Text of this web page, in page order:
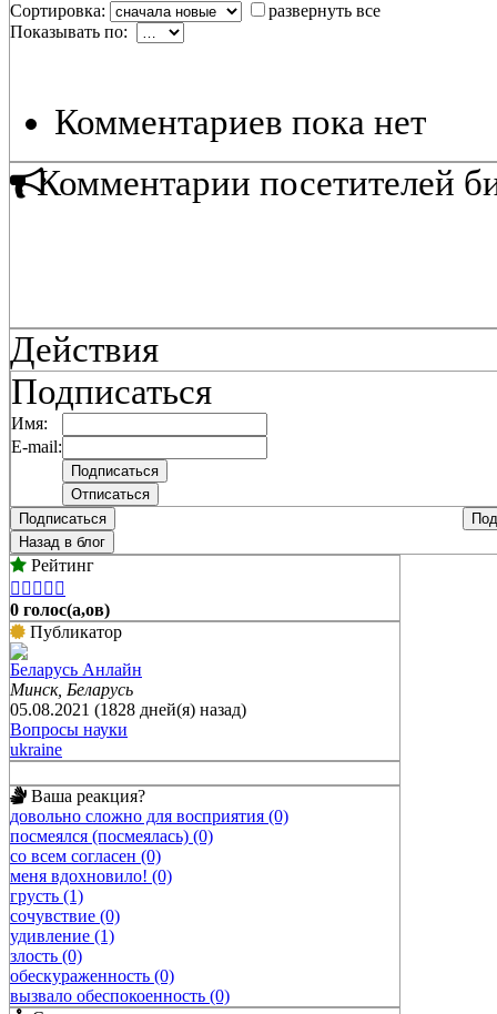
Сортировка:
развернуть все
Показывать по:
Комментариев пока нет
Комментарии посетителей
Действия
Подписаться
Имя:
E-mail:
Подписаться
Назад в блог
Рейтинг
    
0 голос(а,ов)
Публикатор
Беларусь Анлайн
Минск, Беларусь
05.08.2021 (1828 дней(я) назад)
Вопросы науки
ukraine
Ваша реакция?
довольно сложно для восприятия (0)
посмеялся (посмеялась) (0)
со всем согласен (0)
меня вдохновило! (0)
грусть (1)
сочувствие (0)
удивление (1)
злость (0)
обескураженность (0)
вызвало обеспокоенность (0)